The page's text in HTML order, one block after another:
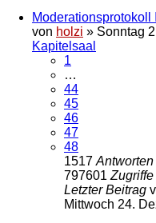
Moderationsprotokoll
von holzi » Sonntag
Kapitelsaal
1
…
44
45
46
47
48
1517 Antworten
797601 Zugriffe
Letzter Beitrag
Mittwoch 24.